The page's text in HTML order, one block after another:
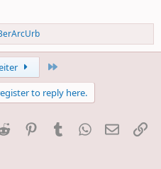
to reply here.
Reddit PinterestTumblrWhatsApp
E-Mail